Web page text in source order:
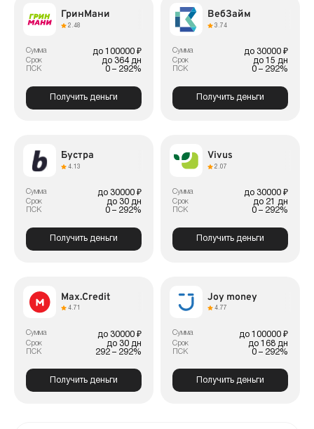
ГринМани
2.48
Сумма до 100000 ₽
Срок до 364 дн
ПСК 0 – 292%
Получить деньги
ВебЗайм
3.74
Сумма до 30000 ₽
Срок до 15 дн
ПСК 0 – 292%
Получить деньги
Бустра
4.13
Сумма до 30000 ₽
Срок до 30 дн
ПСК 0 – 292%
Получить деньги
Vivus
2.07
Сумма до 30000 ₽
Срок до 21 дн
ПСК 0 – 292%
Получить деньги
Max.Credit
4.71
Сумма до 30000 ₽
Срок до 30 дн
ПСК 292 – 292%
Получить деньги
Joy money
4.77
Сумма до 100000 ₽
Срок до 168 дн
ПСК 0 – 292%
Получить деньги